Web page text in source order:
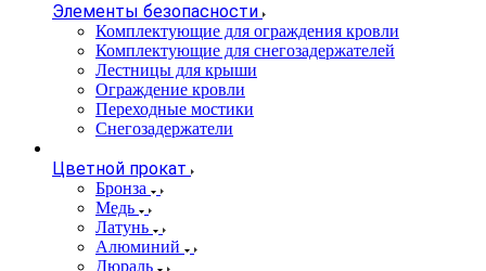
Элементы безопасности
Комплектующие для ограждения кровли
Комплектующие для снегозадержателей
Лестницы для крыши
Ограждение кровли
Переходные мостики
Снегозадержатели
Цветной прокат
Бронза
Медь
Латунь
Алюминий
Дюраль